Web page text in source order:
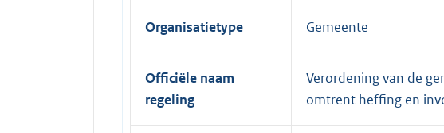
Organisatietype Gemeente
Officiële naam
regeling
Verordening van de
omtrent heffing en